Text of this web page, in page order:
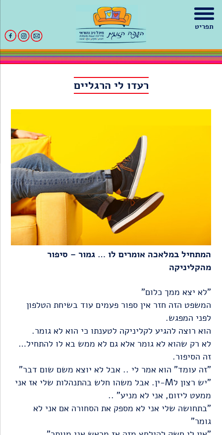
רעדו לי הרגליים
המתחיל במלאכה אומרים לו … גמור – סיפור
מהקליניקה
"לא יצא ממך כלום"
המשפט הזה חזר אין ספור פעמים עוד בשיחת הטלפון
לפני המפגש.
הוא רוצה להגיע לקליניקה לטענתו כי הוא לא גומר.
לא רק שהוא לא גומר אלא גם לא ממש בא לו להתחיל…
זה הסיפור.
"זה עומד" הוא אמר לי .. אבל לא יוצא משם שום דבר"
"יש רצון לM-ין. אבל משהו חלש בהתנהלות שלי אז אני
ממעט ליזום, אני לא מניע" ..
"בתחושה שלי אני לא מספק את הסחורה אם אני לא
גומר"
תפריט